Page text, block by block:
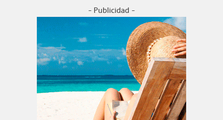
- Publicidad -